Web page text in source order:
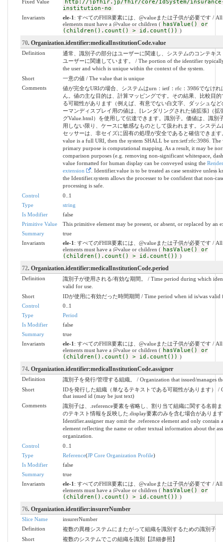
Fixed Value
http://jpfhir.jp/fhir/core/IdSystem/
institution-no
Invariants ele-1 : すべてのFHIR要素には、@valueまたは子供が必要です /
elements must have a @value or children ( hasValue() or
(children().count() > id.count()) )
70. Organization.identifier:medicalInstitutionCode.value
Definition
通常、識別子の部分はユーザーに関連し、システムのコンテキス
ユーザーに関連しています。 / The portion of the identifier
the user and which is unique within the context of the system.
Short
一意の値 / The value that is unique
Comments
値が完全なURIの場合、システムはurn：ietf：rfc：3986でなけれ
ん。値の主な目的は、計算マッピングです。その結果、比較目的
る可能性があります（例えば、有意でない白文字、ダッシュなど
ーマンディスプレイ用の値は、[レンダリングされた値拡張]（拡
グValue.html）を使用して伝達できます。識別子。価値は、識別
用しない限り、ケースに敏感なものとして扱われます。システム
セッサーは、非セイズに固有の処理が安全であると確信できます
value is a full URI, then the system SHALL be urn:ietf:rfc:3986. The
primary purpose is computational mapping. As a result, it may be
comparison purposes (e.g. removing non-significant whitespace,
value formatted for human display can be conveyed using the
extension
. Identifier.value is to be treated as case sensitive unless
the Identifier.system allows the processer to be confident that non-
processing is safe.
Control
0..1
Type
string
Is Modifier
false
Primitive Value
This primitive element may be present, or absent, or replaced by an
Summary
true
Invariants
ele-1 : すべてのFHIR要素には、@valueまたは子供が必要です /
elements must have a @value or children ( hasValue() or
(children().count() > id.count()) )
72. Organization.identifier:medicalInstitutionCode.period
Definition
識別子が使用される/有効な期間。 / Time period during which
valid for use.
Short
IDが使用に有効だった時間期間 / Time period when id is/was valid
Control
0..1
Type
Period
Is Modifier
false
Summary
true
Invariants
ele-1 : すべてのFHIR要素には、@valueまたは子供が必要です /
elements must have a @value or children ( hasValue() or
(children().count() > id.count()) )
74. Organization.identifier:medicalInstitutionCode.assigner
Definition
識別子を発行/管理する組織。 / Organization that issued/manages
Short
IDを発行した組織（単なるテキストである可能性があります） /
that issued id (may be just text)
Comments
識別子は、.reference要素を省略し、割り当て組織に関する名前
のテキスト情報を反映した.display要素のみを含む場合がありま
Identifier.assigner may omit the .reference element and only contain
element reflecting the name or other textual information about the
organization.
Control
0..1
Type
Reference(JP Core Organization Profile)
Is Modifier
false
Summary
true
Invariants
ele-1 : すべてのFHIR要素には、@valueまたは子供が必要です /
elements must have a @value or children ( hasValue() or
(children().count() > id.count()) )
76. Organization.identifier:insurerNumber
Slice Name
insurerNumber
Definition
複数の異種システムにまたがって組織を識別するための識別子
Short
複数のシステムでこの組織を識別【詳細参照】